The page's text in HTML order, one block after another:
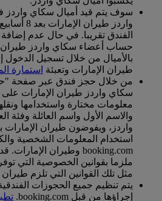
سوف يتم قيد أميال سكاي
واردز
الفندق تقريبا. في حال عدم
حساب أعضاء سكاي واردز طيران
بالأميال من خلال تسجيل
طيران الإمارات وتعبئة استمارة
من خلال حجز فندق عبر صفحة
سكاي واردز طيران الإمارات
معلومات مختارة واستخدامها
والاسم الأول واسم العائلة وفئة
واردز، ويفوضون طيران الإمارات
استخدام المعلومات الشخصية
ملزما بقوانين الخصوصية التي
مثل تلك القوانين التي تلزم طيران
يتم تنظيم جميع الحجوزات
إجراؤها من قبل booking.com.